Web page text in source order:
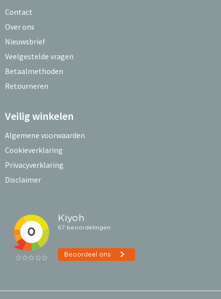
Contact
Over ons
Nieuwsbrief
Veelgestelde vragen
Betaalmethoden
Retourneren
Veilig winkelen
Algemene voorwaarden
Cookieverklaring
Privacyverklaring
Disclaimer